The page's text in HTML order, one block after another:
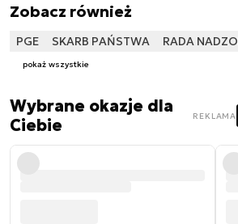
Zobacz również
PGE SKARB PAŃSTWA RADA
pokaż wszystkie
Wybrane okazje dla
Ciebie
REKLAMA